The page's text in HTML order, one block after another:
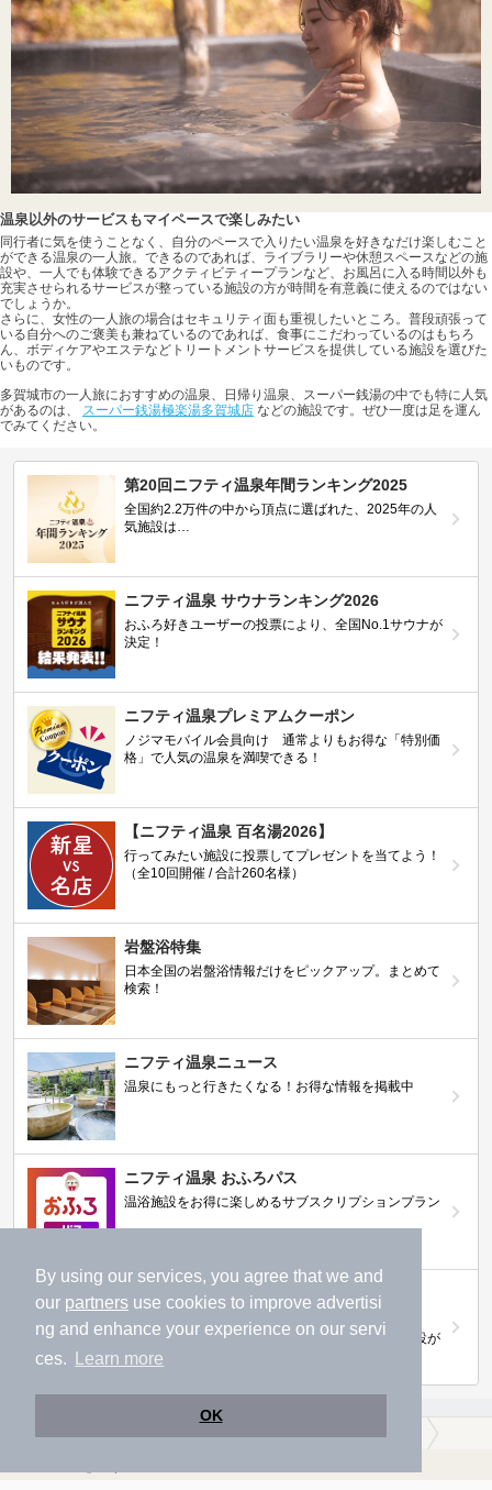
By using our services, you agree that we and
our partners use cookies to improve advertisi
ng and enhance your experience on our servi
ces.
Learn more
OK
温泉以外のサービスもマイペースで楽しみたい
同行者に気を使うことなく、自分のペースで入りたい温泉を好きなだけ楽しむこと
ができる温泉の一人旅。できるのであれば、ライブラリーや休憩スペースなどの施
設や、一人でも体験できるアクティビティープランなど、お風呂に入る時間以外も
充実させられるサービスが整っている施設の方が時間を有意義に使えるのではない
でしょうか。
さらに、女性の一人旅の場合はセキュリティ面も重視したいところ。普段頑張って
いる自分へのご褒美も兼ねているのであれば、食事にこだわっているのはもちろ
ん、ボディケアやエステなどトリートメントサービスを提供している施設を選びた
いものです。
多賀城市の一人旅におすすめの温泉、日帰り温泉、スーパー銭湯の中でも特に人気
があるのは、 スーパー銭湯極楽湯多賀城店 などの施設です。ぜひ一度は足を運ん
でみてください。
第20回ニフティ温泉年間ランキング2025
全国約2.2万件の中から頂点に選ばれた、2025年の人
気施設は…
ニフティ温泉 サウナランキング2026
おふろ好きユーザーの投票により、全国No.1サウナが
決定！
ニフティ温泉プレミアムクーポン
ノジマモバイル会員向け 通常よりもお得な「特別価
格」で人気の温泉を満喫できる！
【ニフティ温泉 百名湯2026】
行ってみたい施設に投票してプレゼントを当てよう！
（全10回開催 / 合計260名様）
岩盤浴特集
日本全国の岩盤浴情報だけをピックアップ。まとめて
検索！
ニフティ温泉ニュース
温泉にもっと行きたくなる！お得な情報を掲載中
ニフティ温泉 おふろパス
温浴施設をお得に楽しめるサブスクリプションプラン
【ニフティライフスタイル株主優待のご案
内】
株主優待制度で人気の温浴施設に行こう！対象施設が
拡充されました！
温泉TOP 東北 宮城県 多賀城市